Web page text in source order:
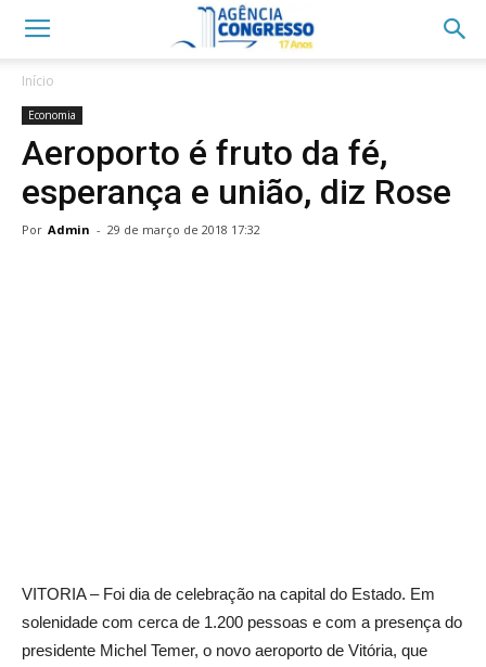
Início
Economia
Aeroporto é fruto da fé,
esperança e união, diz Rose
Por Admin - 29 de março de 2018 17:32
VITORIA – Foi dia de celebração na capital do Estado. Em
solenidade com cerca de 1.200 pessoas e com a presença do
presidente Michel Temer, o novo aeroporto de Vitória, que